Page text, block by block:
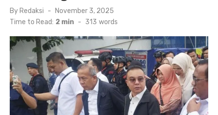
By Redaksi
Posted
on
November 3, 2025
Time to Read: 2 min - 313 words